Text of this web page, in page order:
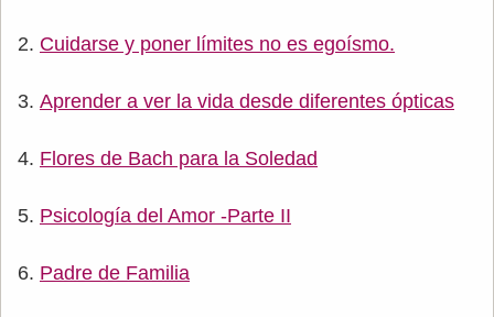
Cuidarse y poner límites no es egoísmo.
Aprender a ver la vida desde diferentes ópticas
Flores de Bach para la Soledad
Psicología del Amor -Parte II
Padre de Familia